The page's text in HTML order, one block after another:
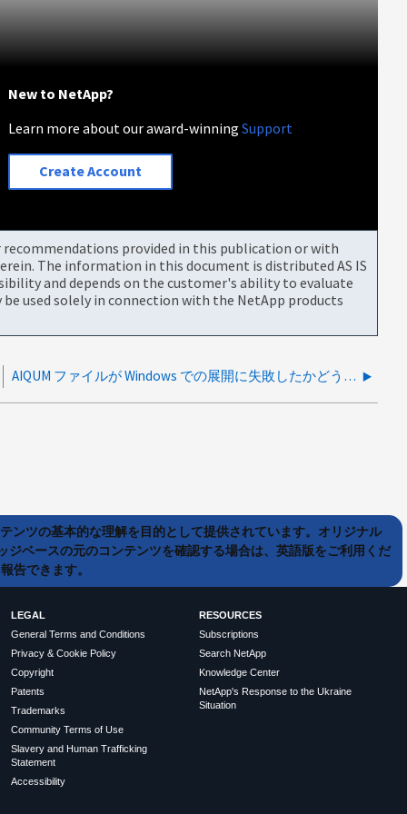
New to NetApp?
Learn more about our award-winningSupport
Create Account
provided in this publication or with
The information in this document is distributed AS IS
and depends on the customer's ability to evaluate
used solely in connection with the NetApp products
AIQUM ファイルが Windows での展開に失敗したかどうかを判断する方法
ンツの基本的な理解を目的として提供されています。オリジナル
ベースの元のコンテンツを確認する場合は、英語版をご利用くだ
告できます。
LEGAL
General Terms and Conditions
Privacy & Cookie Policy
Copyright
Patents
Trademarks
Community Terms of Use
Slavery and Human Trafficking
Statement
Accessibility
RESOURCES
Subscriptions
Search NetApp
Knowledge Center
NetApp's Response to the Ukraine
Situation